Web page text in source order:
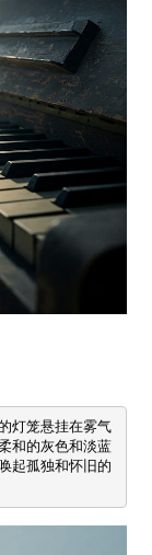
灯笼悬挂在雾气
和的灰色和淡蓝
起孤独和怀旧的